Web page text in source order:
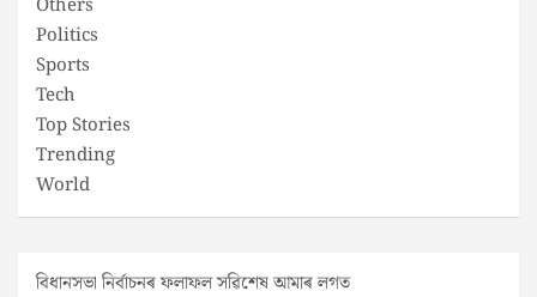
Others
Politics
Sports
Tech
Top Stories
Trending
World
বিধানসভা নিৰ্বাচনৰ ফলাফল সৱিশেষ আমাৰ লগত